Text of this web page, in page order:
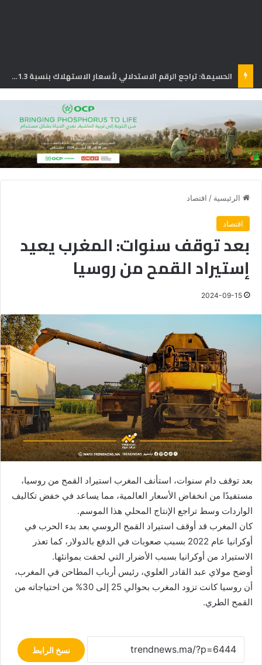
الحسيمة: تراجع الرقم الاستدلالي لأسعار الاستهلاك بنسبة 1.3% في يونيو
الرئيسية / اقتصاد
اقتصاد
بعد توقف سنوات: المغرب يعيد
إستيراد القمح من روسيا
2024-09-15
بعد توقف دام سنوات، استأنف المغرب استيراد القمح من روسيا،
مستفيدًا من انخفاض الأسعار العالمية، مما يساعد في خفض تكاليف
الواردات وسط تراجع الإنتاج المحلي هذا الموسم.
كان المغرب قد أوقف استيراد القمح الروسي بعد بدء الحرب في
أوكرانيا عام 2022 بسبب صعوبات في الدفع بالدولار، كما تعذر
الاستيراد من أوكرانيا بسبب الأضرار التي لحقت بموانئها.
أوضح مولاي عبد القادر العلوي، رئيس أرباب المطاحن في المغرب،
أن روسيا كانت تزود المغرب بحوالي 25 إلى 30% من احتياجاته من
القمح الطري.
نسخ الرابط